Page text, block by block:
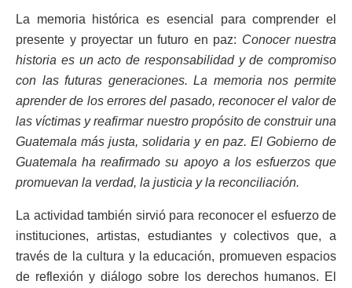
La memoria histórica es esencial para comprender el
presente y proyectar un futuro en paz: Conocer nuestra
historia es un acto de responsabilidad y de compromiso
con las futuras generaciones. La memoria nos permite
aprender de los errores del pasado, reconocer el valor de
las víctimas y reafirmar nuestro propósito de construir una
Guatemala más justa, solidaria y en paz. El Gobierno de
Guatemala ha reafirmado su apoyo a los esfuerzos que
promuevan la verdad, la justicia y la reconciliación.
La actividad también sirvió para reconocer el esfuerzo de
instituciones, artistas, estudiantes y colectivos que, a
través de la cultura y la educación, promueven espacios
de reflexión y diálogo sobre los derechos humanos. El